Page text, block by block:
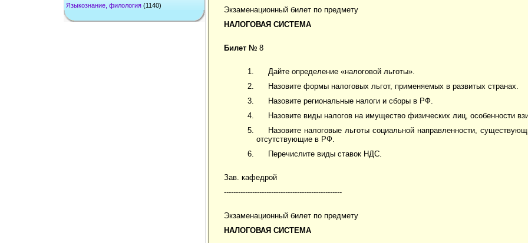
Языкознание, филология (1140)
Экзаменационный билет по предмету
НАЛОГОВАЯ СИСТЕМА
Билет № 8
Дайте определение «налоговой льготы».
Назовите формы налоговых льгот, применяемых в развитых странах.
Назовите региональные налоги и сборы в РФ.
Назовите виды налогов на имущество физических лиц, особенности
Назовите налоговые льготы социальной направленности,
отсутствующие в РФ.
Перечислите виды ставок НДС.
Зав. кафедрой
--------------------------------------------------
Экзаменационный билет по предмету
НАЛОГОВАЯ СИСТЕМА